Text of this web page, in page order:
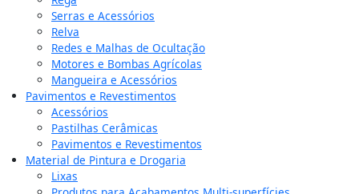
Serras e Acessórios
Relva
Redes e Malhas de Ocultação
Motores e Bombas Agrícolas
Mangueira e Acessórios
Pavimentos e Revestimentos
Acessórios
Pastilhas Cerâmicas
Pavimentos e Revestimentos
Material de Pintura e Drogaria
Lixas